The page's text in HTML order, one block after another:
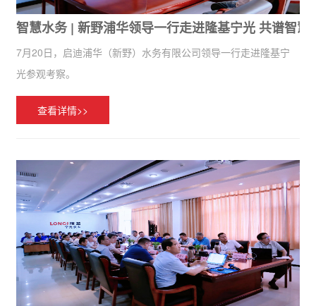
智慧水务 | 新野浦华领导一行走进隆基宁光 共谱智慧
7月20日，启迪浦华（新野）水务有限公司领导一行走进隆基宁
光参观考察。
查看详情>>